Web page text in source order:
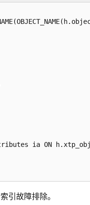
ia ON
引故障排除。